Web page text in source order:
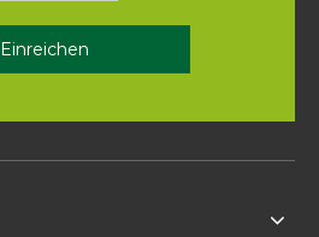
Einreichen